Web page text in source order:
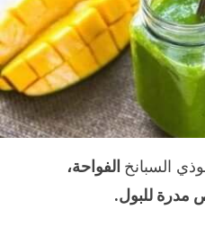
السبانخ الفواحة،
مدرة للبول.